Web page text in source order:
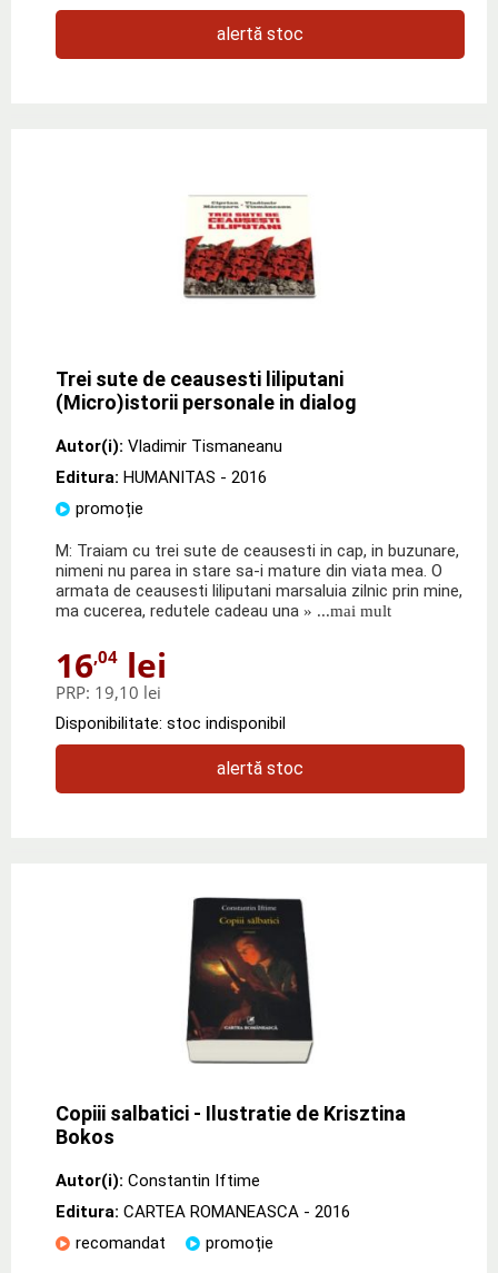
alertă stoc
Trei sute de ceausesti liliputani
(Micro)istorii personale in dialog
Autor(i): Vladimir Tismaneanu
Editura: HUMANITAS - 2016
promoție
M: Traiam cu trei sute de ceausesti in cap, in buzunare,
nimeni nu parea in stare sa-i mature din viata mea. O
armata de ceausesti liliputani marsaluia zilnic prin mine,
ma cucerea, redutele cadeau una » ...mai mult
16,04 lei
PRP: 19,10 lei
Disponibilitate: stoc indisponibil
alertă stoc
Copiii salbatici - Ilustratie de Krisztina
Bokos
Autor(i): Constantin Iftime
Editura: CARTEA ROMANEASCA - 2016
recomandat
promoție